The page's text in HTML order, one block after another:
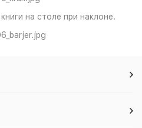
на столе при наклоне.